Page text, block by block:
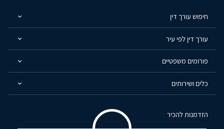
חיפוש עורך דין
עורך דין לפי עיר
פורומים משפטיים
כלים ושירותים
הזדמנות להכיר